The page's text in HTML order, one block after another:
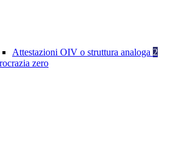
Attestazioni OIV o struttura analoga 2
zero